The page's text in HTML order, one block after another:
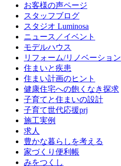
お客様の声ページ
スタッフブログ
スタジオ Luminosa
ニュース／イベント
モデルハウス
リフォーム/リノベーション
住まいと疾患
住まい計画のヒント
健康住宅への飽くなき探求
子育てと住まいの設計
子育て世代応援prj
施工実例
求人
豊かな暮らしを考える
家づくり便利帳
みをつくし